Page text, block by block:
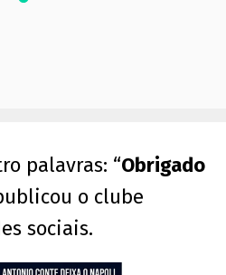
palavras: “Obrigado
o clube
sociais.